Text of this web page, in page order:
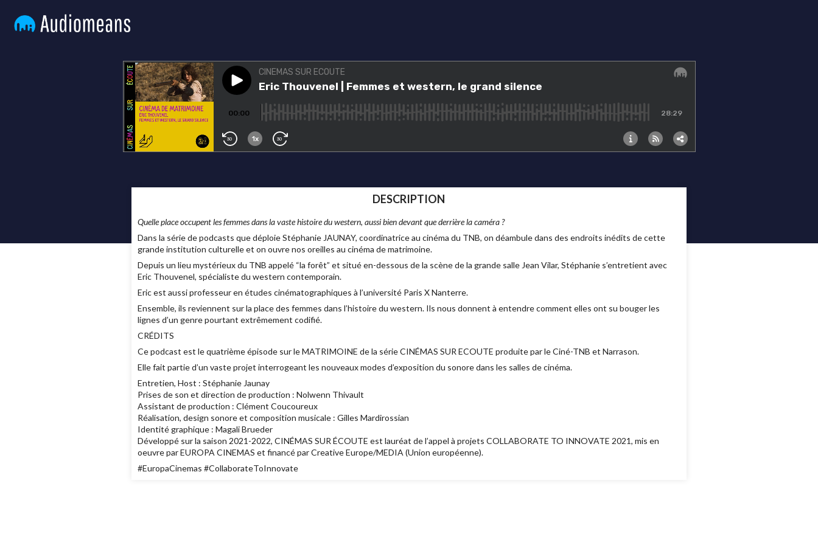
DESCRIPTION
Quelle place occupent les femmes dans la vaste histoire du western, aussi bien devant que derrière la caméra ?
Dans la série de podcasts que déploie Stéphanie JAUNAY, coordinatrice au cinéma du TNB, on déambule dans des endroits inédits de cette
grande institution culturelle et on ouvre nos oreilles au cinéma de matrimoine.
Depuis un lieu mystérieux du TNB appelé “la forêt” et situé en-dessous de la scène de la grande salle Jean Vilar, Stéphanie s’entretient avec
Eric Thouvenel, spécialiste du western contemporain.
Eric est aussi professeur en études cinématographiques à l’université Paris X Nanterre.
Ensemble, ils reviennent sur la place des femmes dans l’histoire du western. Ils nous donnent à entendre comment elles ont su bouger les
lignes d’un genre pourtant extrêmement codifié.
CRÉDITS
Ce podcast est le quatrième épisode sur le MATRIMOINE de la série CINÉMAS SUR ECOUTE produite par le Ciné-TNB et Narrason.
Elle fait partie d’un vaste projet interrogeant les nouveaux modes d’exposition du sonore dans les salles de cinéma.
Entretien, Host : Stéphanie Jaunay
Prises de son et direction de production : Nolwenn Thivault
Assistant de production : Clément Coucoureux
Réalisation, design sonore et composition musicale : Gilles Mardirossian
Identité graphique : Magali Brueder
Développé sur la saison 2021-2022, CINÉMAS SUR ÉCOUTE est lauréat de l’appel à projets COLLABORATE TO INNOVATE 2021, mis en
oeuvre par EUROPA CINEMAS et financé par Creative Europe/MEDIA (Union européenne).
#EuropaCinemas #CollaborateToInnovate